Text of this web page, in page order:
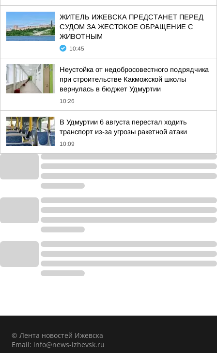
ЖИТЕЛЬ ИЖЕВСКА ПРЕДСТАНЕТ ПЕРЕД
СУДОМ ЗА ЖЕСТОКОЕ ОБРАЩЕНИЕ С
ЖИВОТНЫМ
10:45
Неустойка от недобросовестного подрядчика
при строительстве Какможской школы
вернулась в бюджет Удмуртии
10:26
В Удмуртии 6 августа перестал ходить
транспорт из-за угрозы ракетной атаки
10:09
© Лента новостей Ижевска
Email: info@news-izhevsk.ru